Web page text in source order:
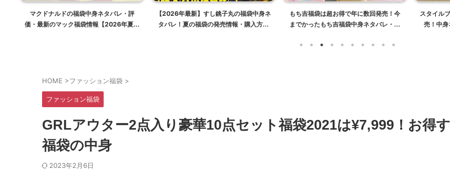
マクドナルドの福袋中身ネタバレ・評
価・最新のマック福袋情報【2026年夏は
【2026年最新】すし銚子丸の福袋中身ネ
タバレ！夏の福袋の発売情報・購入方法
もち吉福袋は超お得で年に数回発売！今
までかったもち吉福袋中身ネタバレ・販
スタイル
売！中身
HOME >ファッション福袋 >
ファッション福袋
GRLアウター2点入り豪華10点セット福袋2021は¥7,999！お得
福袋の中身
2023年2月6日